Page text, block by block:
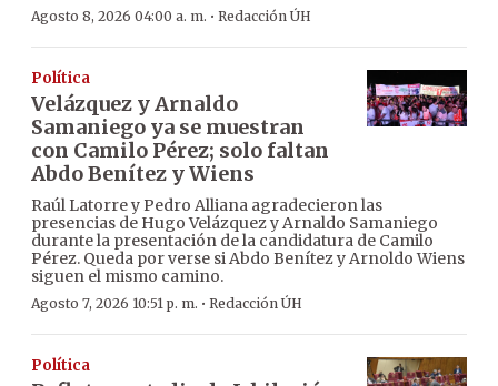
Agosto 8, 2026 04:00 a. m. · Redacción ÚH
Política
Velázquez y Arnaldo
Samaniego ya se muestran
con Camilo Pérez; solo faltan
Abdo Benítez y Wiens
Raúl Latorre y Pedro Alliana agradecieron las
presencias de Hugo Velázquez y Arnaldo Samaniego
durante la presentación de la candidatura de Camilo
Pérez. Queda por verse si Abdo Benítez y Arnoldo Wiens
siguen el mismo camino.
Agosto 7, 2026 10:51 p. m. · Redacción ÚH
Política